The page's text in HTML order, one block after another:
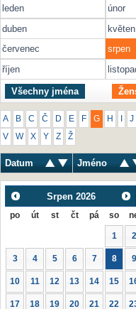
leden únor
duben
květen
červenec
srpen
říjen
Všechny jména
A B C Č D E F G H J
V W X Y Z Ž
Datum Jméno
Srpen 2026
po út st čt pá so
1 2
3 4 5 6 7 8 9
10 11 12 13 14 15
17 18 19 20 21 22